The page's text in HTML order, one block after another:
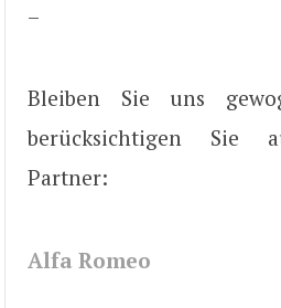
–
Bleiben Sie uns
berücksichtigen Sie
Partner:
Alfa Romeo